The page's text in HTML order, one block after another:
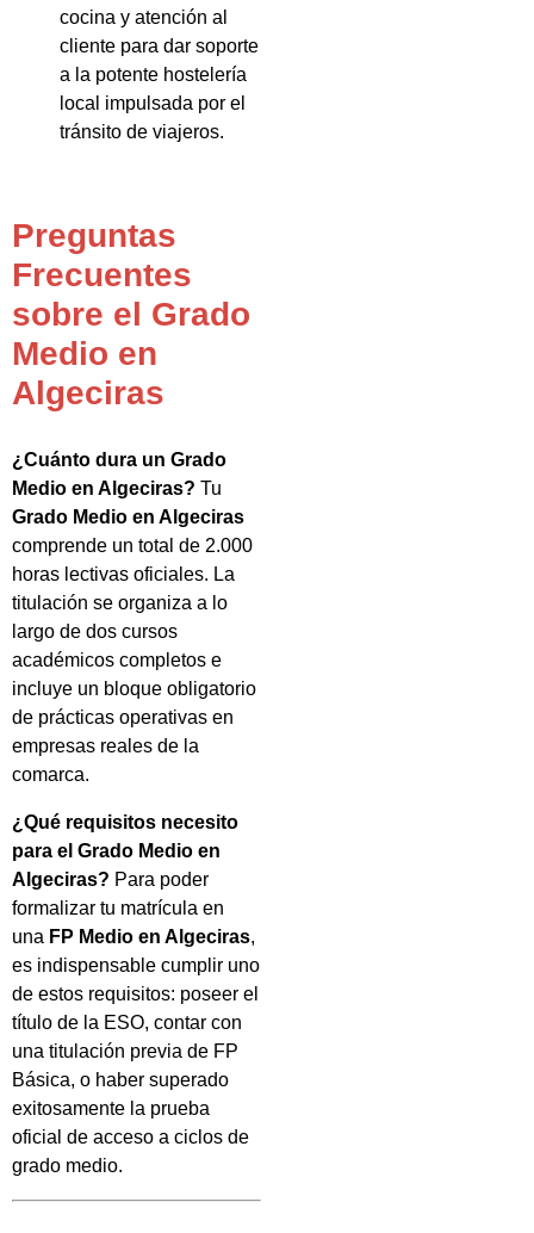
cocina y atención al
cliente para dar soporte
a la potente hostelería
local impulsada por el
tránsito de viajeros.
Preguntas
Frecuentes
sobre el Grado
Medio en
Algeciras
¿Cuánto dura un Grado
Medio en Algeciras? Tu
Grado Medio en Algeciras
comprende un total de 2.000
horas lectivas oficiales. La
titulación se organiza a lo
largo de dos cursos
académicos completos e
incluye un bloque obligatorio
de prácticas operativas en
empresas reales de la
comarca.
¿Qué requisitos necesito
para el Grado Medio en
Algeciras? Para poder
formalizar tu matrícula en
una FP Medio en Algeciras,
es indispensable cumplir uno
de estos requisitos: poseer el
título de la ESO, contar con
una titulación previa de FP
Básica, o haber superado
exitosamente la prueba
oficial de acceso a ciclos de
grado medio.